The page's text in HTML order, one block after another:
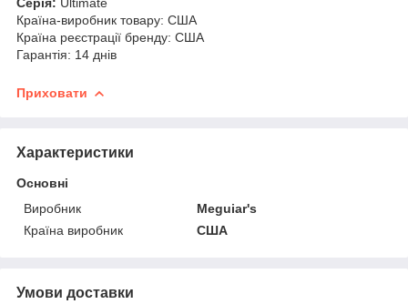
Країна-виробник товару: США
Країна реєстрації бренду: США
Гарантія: 14 днів
Приховати
Характеристики
Основні
Виробник
Meguiar's
Країна виробник
США
Умови доставки